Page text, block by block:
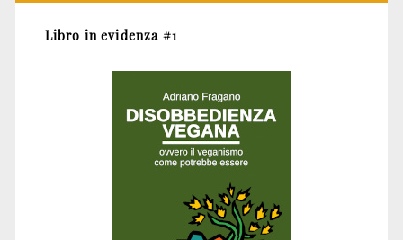
Libro in evidenza #1